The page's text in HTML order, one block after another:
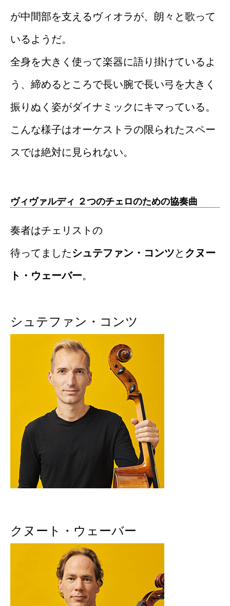
が中間部を支えるヴィオラが、朗々と歌って
いるようだ。
全身を大きく使って楽器に語り掛けているよ
う、締めるところで長い腕で長い弓を大きく
振りぬく姿がダイナミックにキマっている。
こんな様子はオーケストラの限られたスペー
スでは絶対に見られない。
ヴィヴァルディ ２つのチェロのための協奏曲
奏者はチェリストの
待ってましたシュテファン・コンツと クヌー
ト・ウェーバー。
シュテファン・コンツ
クヌート・ウェーバー